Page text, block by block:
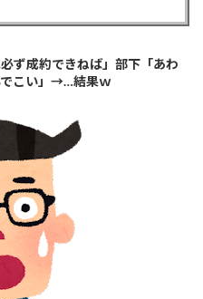
ず成約できねば」部下「あわ
でこい」→…結果ｗ